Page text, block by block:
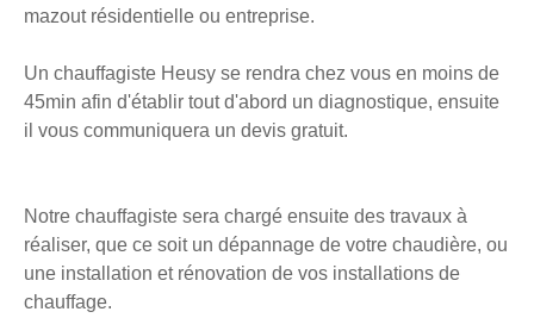
mazout résidentielle ou entreprise.
Un chauffagiste Heusy se rendra chez vous en moins de
45min afin d'établir tout d'abord un diagnostique, ensuite
il vous communiquera un devis gratuit.
Notre chauffagiste sera chargé ensuite des travaux à
réaliser, que ce soit un dépannage de votre chaudière, ou
une installation et rénovation de vos installations de
chauffage.